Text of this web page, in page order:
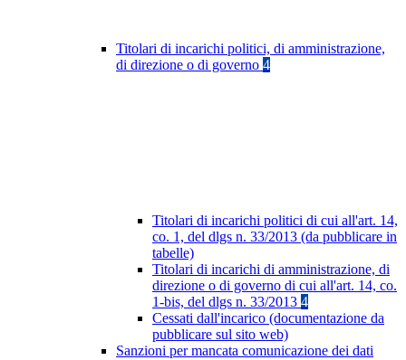
Titolari di incarichi politici, di amministrazione,
di direzione o di governo 4
Titolari di incarichi politici di cui all'art. 14,
co. 1, del dlgs n. 33/2013 (da pubblicare in
tabelle)
Titolari di incarichi di amministrazione, di
direzione o di governo di cui all'art. 14, co.
1-bis, del dlgs n. 33/2013 4
Cessati dall'incarico (documentazione da
pubblicare sul sito web)
Sanzioni per mancata comunicazione dei dati